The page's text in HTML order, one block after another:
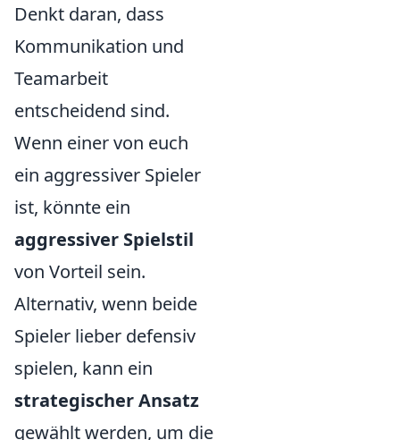
Denkt daran, dass
Kommunikation und
Teamarbeit
entscheidend sind.
Wenn einer von euch
ein aggressiver Spieler
ist, könnte ein
aggressiver Spielstil
von Vorteil sein.
Alternativ, wenn beide
Spieler lieber defensiv
spielen, kann ein
strategischer Ansatz
gewählt werden, um die